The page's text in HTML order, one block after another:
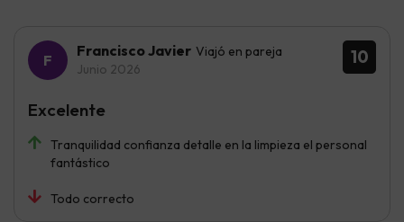
10
Francisco Javier Viajó en pareja
Junio 2026
Tranquilidad confianza detalle en la limpieza el personal
fantástico
Todo correcto
Excelente